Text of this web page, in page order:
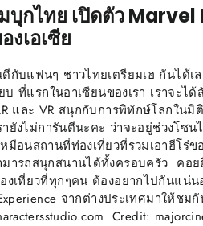
มบุกไทย เปิดตัว
งเอเซีย
กับแฟนๆ ชาวไทยเตรียมเฮ กันได้เ
บ ที่แรกในอาเซียนของเรา เราจะไ
และ VR สนุกกับการพิทักษ์โลกในมิ
ายังไม่การันตีนะคะ ว่าจะอยู่ช่วงโซ
นสถานที่ท่องเที่ยวที่รวมเอาฮีโร่ขอ
ารถสนุกสนานได้ทั้งครอบครัว คอ
องเที่ยวที่ทุกๆคน ต้องอยากไปกันแ
จากต่างประเทศมาให้
Credit: